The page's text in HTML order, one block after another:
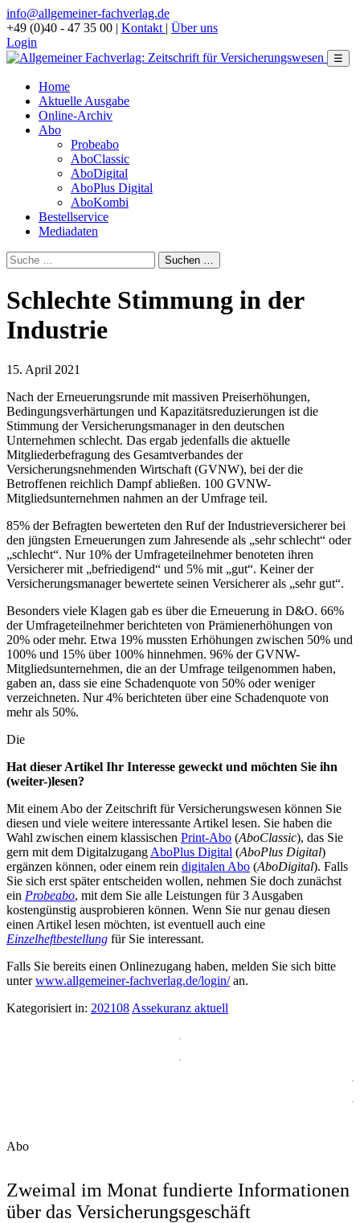
info@allgemeiner-fachverlag.de
+49 (0)40 - 47 35 00 | Kontakt | Über uns
Login
☰
Home
Aktuelle Ausgabe
Online-Archiv
Abo
Probeabo
AboClassic
AboDigital
AboPlus Digital
AboKombi
Bestellservice
Mediadaten
Schlechte Stimmung in der
Industrie
15. April 2021
Nach der Erneuerungsrunde mit massiven Preiserhöhungen,
Bedingungsverhärtungen und Kapazitätsreduzierungen ist die
Stimmung der Versicherungsmanager in den deutschen
Unternehmen schlecht. Das ergab jedenfalls die aktuelle
Mitgliederbefragung des Gesamtverbandes der
Versicherungsnehmenden Wirtschaft (GVNW), bei der die
Betroffenen reichlich Dampf abließen. 100 GVNW-
Mitgliedsunternehmen nahmen an der Umfrage teil.
85% der Befragten bewerteten den Ruf der Industrieversicherer bei
den jüngsten Erneuerungen zum Jahresende als „sehr schlecht“ oder
„schlecht“. Nur 10% der Umfrageteilnehmer benoteten ihren
Versicherer mit „befriedigend“ und 5% mit „gut“. Keiner der
Versicherungsmanager bewertete seinen Versicherer als „sehr gut“.
Besonders viele Klagen gab es über die Erneuerung in D&O. 66%
der Umfrageteilnehmer berichteten von Prämienerhöhungen von
20% oder mehr. Etwa 19% mussten Erhöhungen zwischen 50% und
100% und 15% über 100% hinnehmen. 96% der GVNW-
Mitgliedsunternehmen, die an der Umfrage teilgenommen haben,
gaben an, dass sie eine Schadenquote von 50% oder weniger
verzeichneten. Nur 4% berichteten über eine Schadenquote von
mehr als 50%.
Die
Hat dieser Artikel Ihr Interesse geweckt und möchten Sie ihn
(weiter-)lesen?
Mit einem Abo der Zeitschrift für Versicherungswesen können Sie
diesen und viele weitere interessante Artikel lesen. Sie haben die
Wahl zwischen einem klassischen Print-Abo (AboClassic), das Sie
gern mit dem Digitalzugang AboPlus Digital (AboPlus Digital)
ergänzen können, oder einem rein digitalen Abo (AboDigital). Falls
Sie sich erst später entscheiden wollen, nehmen Sie doch zunächst
ein Probeabo, mit dem Sie alle Leistungen für 3 Ausgaben
kostengünstig ausprobieren können. Wenn Sie nur genau diesen
einen Artikel lesen möchten, ist eventuell auch eine
Einzelheftbestellung für Sie interessant.
Falls Sie bereits einen Onlinezugang haben, melden Sie sich bitte
unterwww.allgemeiner-fachverlag.de/login/an.
Kategorisiert in: 202108 Assekuranz aktuell
Abo
Zweimal im Monat fundierte Informationen
über das Versicherungsgeschäft